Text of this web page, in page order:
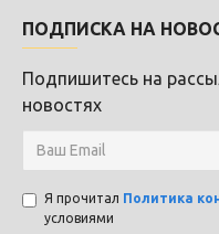
ПОДПИСКА НА
Подпишитесь на
новостях
Я прочитал Политика
условиями